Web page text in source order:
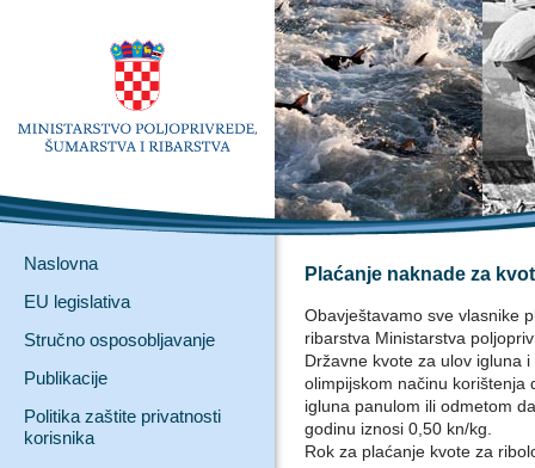
Naslovna
EU legislativa
Stručno osposobljavanje
Publikacije
Politika zaštite privatnosti
korisnika
Plaćanje naknade za
Obavještavamo sve vlasnike
ribarstva Ministarstva
Državne kvote za ulov igluna
olimpijskom načinu korištenja
igluna panulom ili odmetom
godinu iznosi 0,50 kn/kg.
Rok za plaćanje kvote za